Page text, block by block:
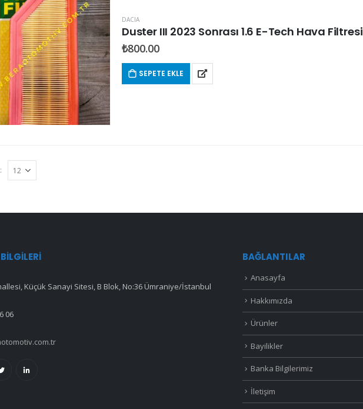
DACIA
Duster III 2023 Sonrası 1.6 E-Tech Hava Filtresi
₺800.00
SEPETE EKLE
Küçük Sanayi Sitesi, B Blok, No:36 Ümraniye/İstanbul
06
BAĞLANTILAR
Anasayfa
Hakkımızda
Ürünler
Bayilikler
Banka Bilgilerimiz
İletişim